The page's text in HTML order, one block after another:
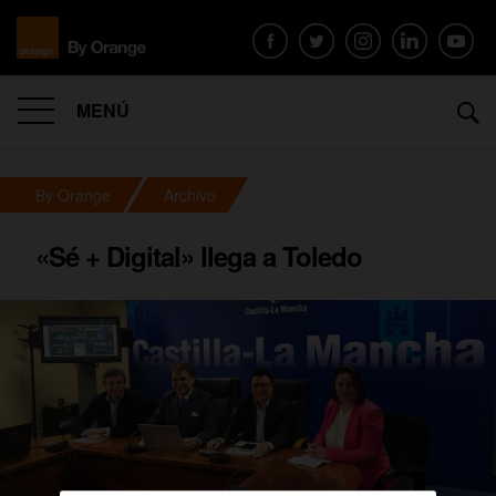
MENÚ
By Orange Archivo
«Sé + Digital» llega a Toledo